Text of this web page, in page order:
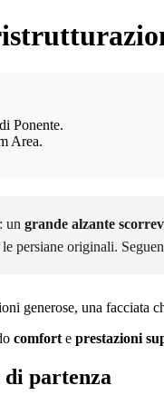
Ponente.
Area.
un grande alzante
persiane originali.
generose, una facciata
comfort e prestazioni
di partenza